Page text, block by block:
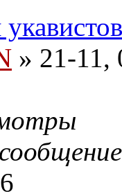
» 21-11,